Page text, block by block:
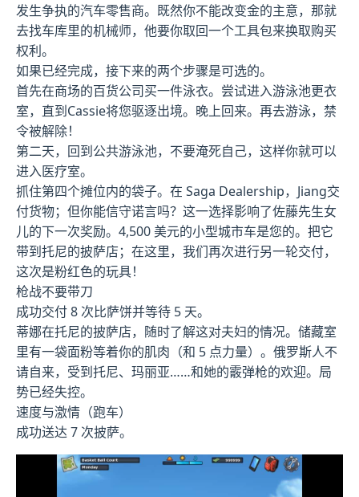
发生争执的汽车零售商。既然你不能改变金的主意，那就
去找车库里的机械师，他要你取回一个工具包来换取购买
权利。
如果已经完成，接下来的两个步骤是可选的。
首先在商场的百货公司买一件泳衣。尝试进入游泳池更衣
室，直到Cassie将您驱逐出境。晚上回来。再去游泳，禁
令被解除！
第二天，回到公共游泳池，不要淹死自己，这样你就可以
进入医疗室。
抓住第四个摊位内的袋子。在 Saga Dealership，Jiang交
付货物；但你能信守诺言吗？这一选择影响了佐藤先生女
儿的下一次奖励。4,500 美元的小型城市车是您的。把它
带到托尼的披萨店；在这里，我们再次进行另一轮交付，
这次是粉红色的玩具！
枪战不要带刀
成功交付 8 次比萨饼并等待 5 天。
蒂娜在托尼的披萨店，随时了解这对夫妇的情况。储藏室
里有一袋面粉等着你的肌肉（和 5 点力量）。俄罗斯人不
请自来，受到托尼、玛丽亚……和她的霰弹枪的欢迎。局
势已经失控。
速度与激情（跑车）
成功送达 7 次披萨。